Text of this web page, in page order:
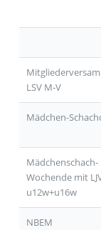
LSV M-V
Mädchen-
Mädchenschach-
Wochende mit
u12w+u16w
NBEM